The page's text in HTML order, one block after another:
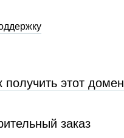
получить этот домен
заказ